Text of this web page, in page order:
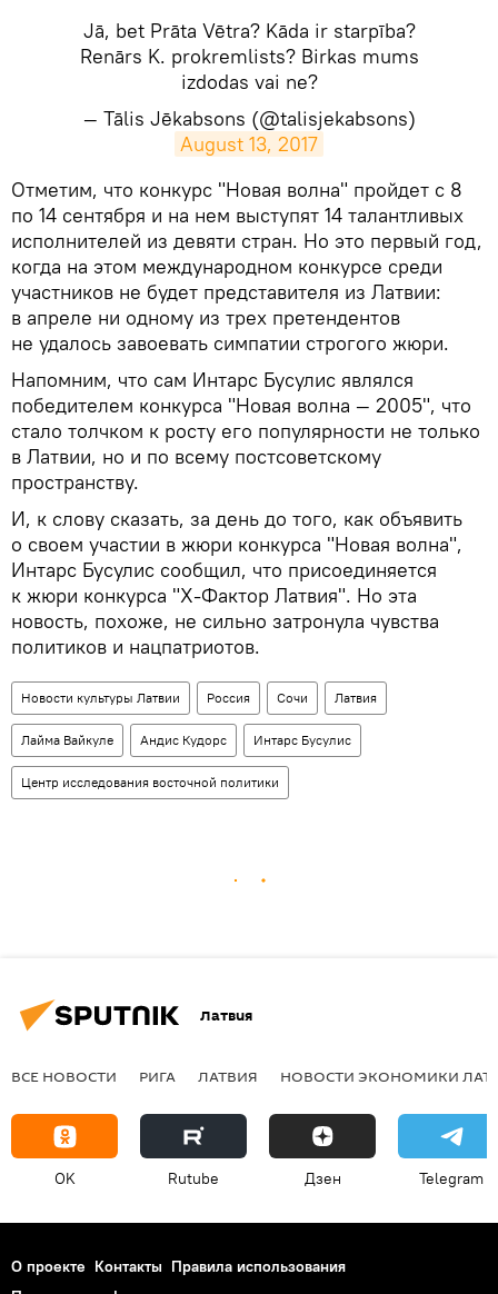
Jā, bet Prāta Vētra? Kāda ir starpība?
Renārs K. prokremlists? Birkas mums
izdodas vai ne?
— Tālis Jēkabsons (@talisjekabsons)
August 13, 2017
​Отметим, что конкурс "Новая волна" пройдет с 8
по 14 сентября и на нем выступят 14 талантливых
исполнителей из девяти стран. Но это первый год,
когда на этом международном конкурсе среди
участников не будет представителя из Латвии:
в апреле ни одному из трех претендентов
не удалось завоевать симпатии строгого жюри.
Напомним, что сам Интарс Бусулис являлся
победителем конкурса "Новая волна — 2005", что
стало толчком к росту его популярности не только
в Латвии, но и по всему постсоветскому
пространству.
И, к слову сказать, за день до того, как объявить
о своем участии в жюри конкурса "Новая волна",
Интарс Бусулис сообщил, что присоединяется
к жюри конкурса "X-Фактор Латвия". Но эта
новость, похоже, не сильно затронула чувства
политиков и нацпатриотов.
Новости культуры Латвии Россия Сочи Латвия
Лайма Вайкуле Андис Кудорс Интарс Бусулис
Центр исследования восточной политики
Латвия
ВСЕ НОВОСТИ РИГА ЛАТВИЯ НОВОСТИ ЭКОНОМИКИ
OK Rutube Дзен Telegram
О проекте Контакты Правила использования